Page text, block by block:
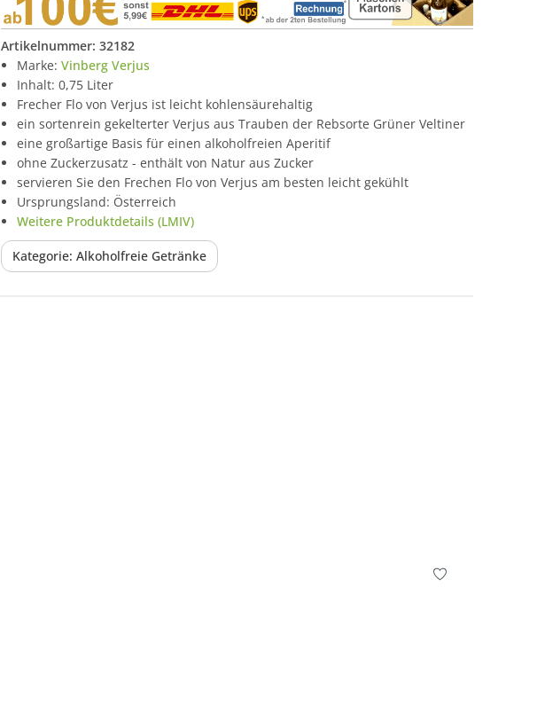
Artikelnummer: 32182
Marke: Vinberg Verjus
Inhalt: 0,75 Liter
Frecher Flo von Verjus ist leicht kohlensäurehaltig
ein sortenrein gekelterter Verjus aus Trauben der Rebsorte Grüner Veltiner
eine großartige Basis für einen alkoholfreien Aperitif
ohne Zuckerzusatz - enthält von Natur aus Zucker
servieren Sie den Frechen Flo von Verjus am besten leicht gekühlt
Ursprungsland: Österreich
Weitere Produktdetails (LMIV)
Kategorie: Alkoholfreie Getränke